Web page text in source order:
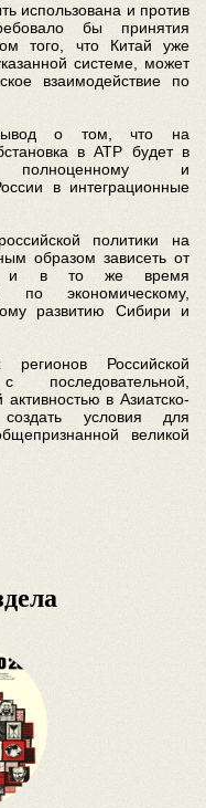
использована и против
бы принятия
того, что Китай уже
системе, может
взаимодействие по
о том, что на
в АТР будет в
полноценному и
в интеграционные
политики на
образом зависеть от
и в то же время
по экономическому,
развитию Сибири и
регионов Российской
в Азиатско-
условия для
великой